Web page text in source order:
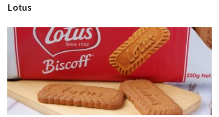
Lotus